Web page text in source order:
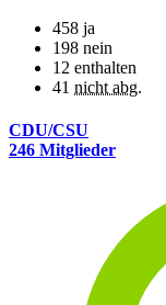
458 ja
198 nein
12 enthalten
41 nicht abg.
CDU/CSU
246 Mitglieder